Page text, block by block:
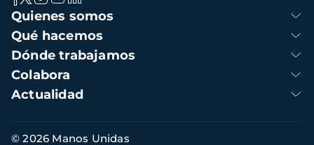
Navegación
principal
Quienes somos
Qué hacemos
Dónde trabajamos
Colabora
Actualidad
Información
© 2026 Manos Unidas